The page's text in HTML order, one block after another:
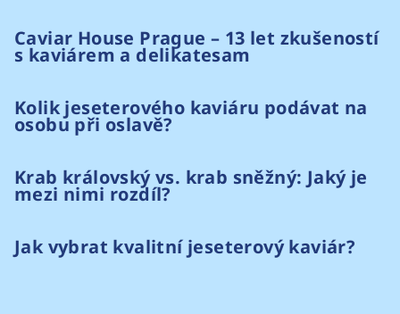
Caviar House Prague – 13 let zkušeností
s kaviárem a delikatesam
Kolik jeseterového kaviáru podávat na
osobu při oslavě?
Krab královský vs. krab sněžný: Jaký je
mezi nimi rozdíl?
Jak vybrat kvalitní jeseterový kaviár?